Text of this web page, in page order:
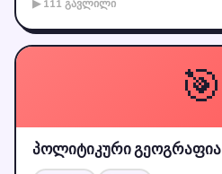
▶ 111 გავლილი
🎯
პოლიტიკური გეოგრაფია